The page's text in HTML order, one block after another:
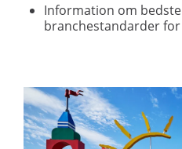
Information om
branchestandarder